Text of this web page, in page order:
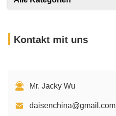
Kontakt mit uns
Mr. Jacky Wu
daisenchina@gmail.com